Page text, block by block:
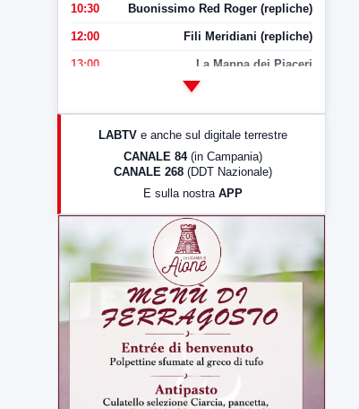
10:30 Buonissimo Red Roger (repliche)
12:00 Fili Meridiani (repliche)
13:00 La Mappa dei Piaceri
LabNews (Diretta)
LabNews (replica)
LABTV e anche sul digitale terrestre
CANALE 84 (in Campania)
CANALE 268 (DDT Nazionale)
E sulla nostra APP